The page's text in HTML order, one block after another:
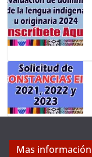
Mas información